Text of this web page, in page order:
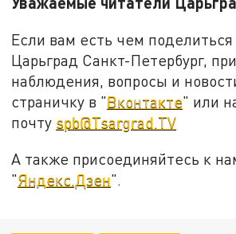
Если вам есть чем
Царьград Санкт-Петербург,
наблюдения, вопросы и
страничку в "Вконтакте" или
почту spb@Tsargrad.TV
А также присоединяйтесь к
"Яндекс.Дзен".